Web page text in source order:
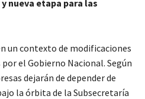
nueva etapa para las
un contexto de modificaciones
el Gobierno Nacional. Según
dejarán de depender de
la órbita de la Subsecretaría